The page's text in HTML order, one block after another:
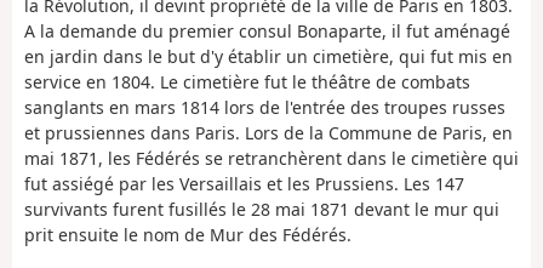
la Révolution, il devint propriété de la ville de Paris en 1803.
A la demande du premier consul Bonaparte, il fut aménagé
en jardin dans le but d'y établir un cimetière, qui fut mis en
service en 1804. Le cimetière fut le théâtre de combats
sanglants en mars 1814 lors de l'entrée des troupes russes
et prussiennes dans Paris. Lors de la Commune de Paris, en
mai 1871, les Fédérés se retranchèrent dans le cimetière qui
fut assiégé par les Versaillais et les Prussiens. Les 147
survivants furent fusillés le 28 mai 1871 devant le mur qui
prit ensuite le nom de Mur des Fédérés.